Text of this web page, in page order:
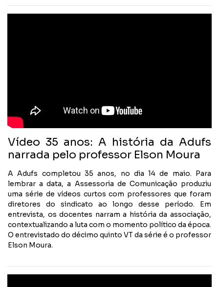
Vídeo 35 anos: A história da Adufs
narrada pelo professor Elson Moura
A Adufs completou 35 anos, no dia 14 de maio. Para
lembrar a data, a Assessoria de Comunicação produziu
uma série de vídeos curtos com professores que foram
diretores do sindicato ao longo desse período. Em
entrevista, os docentes narram a história da associação,
contextualizando a luta com o momento político da época.
O entrevistado do décimo quinto VT da série é o professor
Elson Moura.